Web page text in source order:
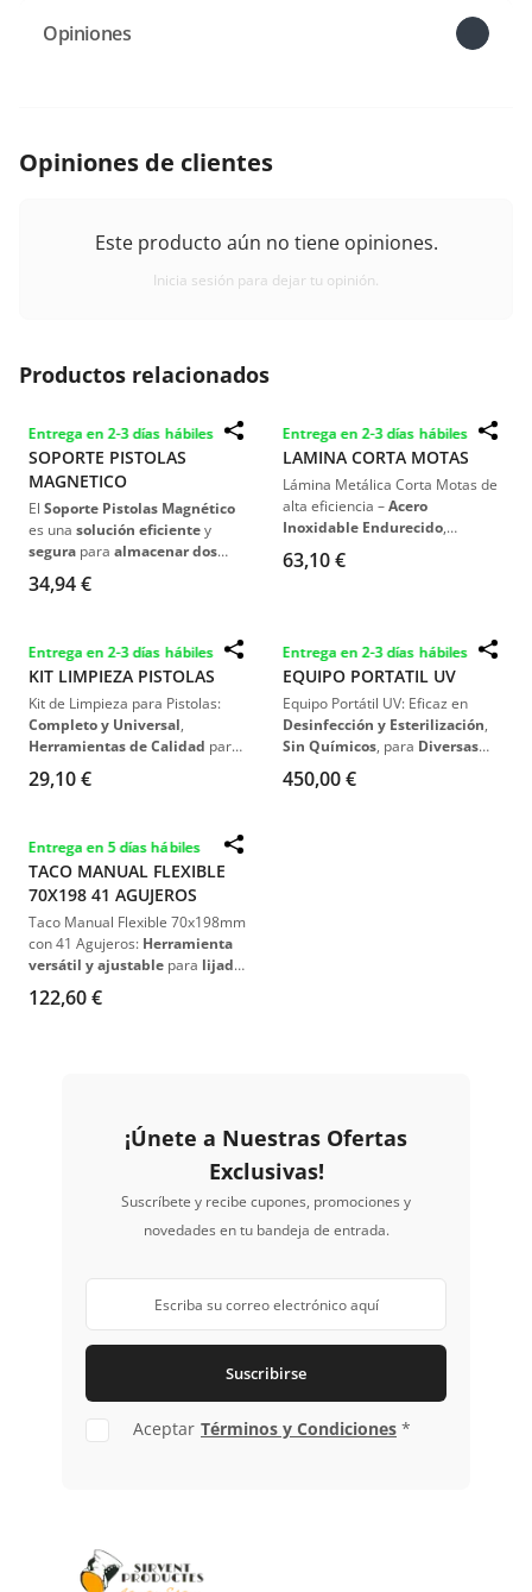
Opiniones
Opiniones de clientes
Este producto aún no tiene opiniones.
Inicia sesión para dejar tu opinión.
Productos relacionados
Entrega en 2-3 días hábiles
SOPORTE PISTOLAS
MAGNETICO
El Soporte Pistolas Magnético
es una solución eficientey
segura para almacenar dos
pistolas de
Fabricado en
imanes que facilitan su
instalación y movilidad dentro
de la cabina de pulverización
34,94 €
Entrega en 2-3 días hábiles
LAMINA CORTA MOTAS
Lámina Metálica Corta Motas de
alta eficiencia –Acero
Inoxidable Endurecido,
Rectificación Perfecta
Especializado para
63,10 €
Entrega en 2-3 días hábiles
KIT LIMPIEZA PISTOLAS
Kit de Limpieza para Pistolas:
Completo y Universal,
Herramientas de Calidad para
Mantenimiento Efectivo
29,10 €
Entrega en 2-3 días hábiles
EQUIPO PORTATIL UV
Equipo Portátil UV: Eficaz en
Desinfección y Esterilización,
Sin Químicos, para Diversas
Aplicaciones
450,00 €
Entrega en 5 días hábiles
TACO MANUAL FLEXIBLE
70X198 41 AGUJEROS
Taco Manual Flexible 70x198mm
con 41 Agujeros: Herramienta
versátil y ajustable para lijado
manual, ideal para
cóncavas y convexas
122,60 €
¡Únete a Nuestras Ofertas
Exclusivas!
Suscríbete y recibe cupones, promociones y
novedades en tu bandeja de entrada.
Suscribirse
Aceptar Términos y Condiciones *